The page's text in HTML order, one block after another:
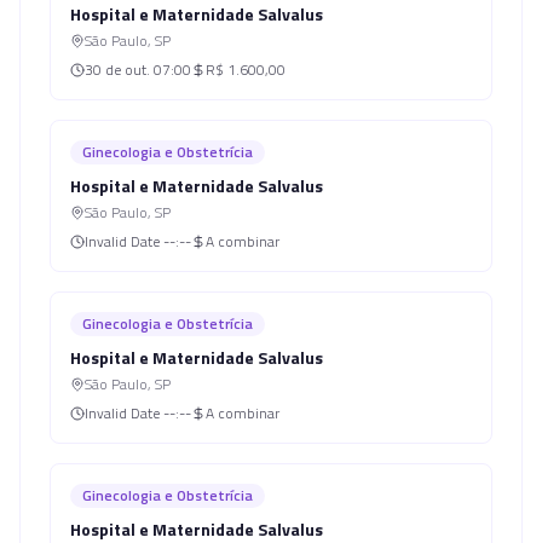
Hospital e Maternidade Salvalus
São Paulo, SP
30 de out. 07:00 R$ 1.600,00
Ginecologia e Obstetrícia
Hospital e Maternidade Salvalus
São Paulo, SP
Invalid Date --:-- A combinar
Ginecologia e Obstetrícia
Hospital e Maternidade Salvalus
São Paulo, SP
Invalid Date --:-- A combinar
Ginecologia e Obstetrícia
Hospital e Maternidade Salvalus